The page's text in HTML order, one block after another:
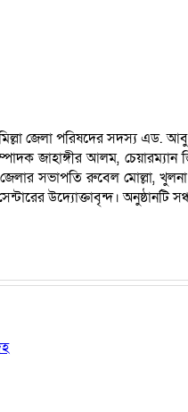
জেলা পরিষদের সদস্য এড. আবু
জাহাঙ্গীর আলম,
সভাপতি রুবেল মোল্লা,
উদ্যোক্তাবৃন্দ।